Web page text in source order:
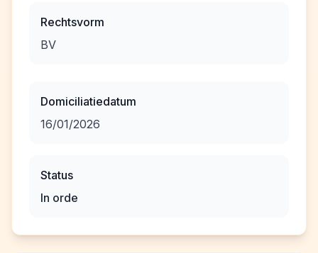
Rechtsvorm
BV
Domiciliatiedatum
16/01/2026
Status
In orde